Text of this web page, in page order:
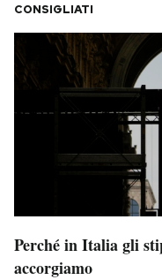
CONSIGLIATI
Perché in Italia gli
accorgiamo